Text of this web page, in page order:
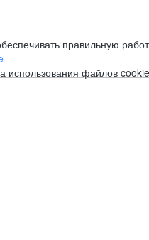
правильную
использования файлов cookie